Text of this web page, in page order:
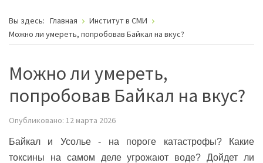
Вы здесь: Главная
Институт в СМИ
Можно ли умереть, попробовав Байкал на вкус?
Можно ли умереть,
попробовав Байкал на вкус?
Опубликовано: 12 марта 2026
Байкал и Усолье - на пороге катастрофы? Какие
токсины на самом деле угрожают воде? Дойдет ли